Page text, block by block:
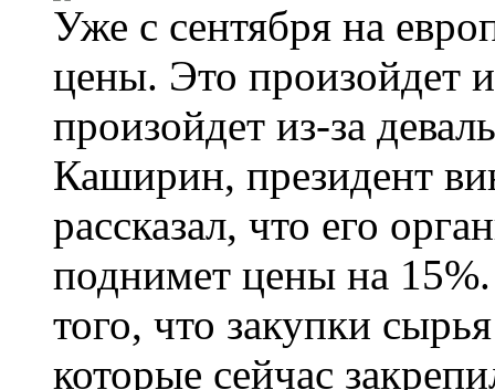
Уже с сентября на
цены. Это произойдет
произойдет из-за
Каширин, президент
рассказал, что его
поднимет цены на
того, что закупки
которые сейчас